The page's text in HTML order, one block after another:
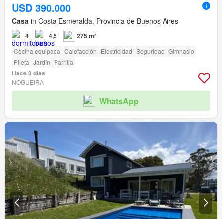
USD 390.000
Casa in Costa Esmeralda, Provincia de Buenos Aires
4 4,5 275 m²
Cocina equipada Calefacción Electricidad Seguridad Gimnasio
Pileta Jardín Parrilla
Hace 3 días
NOGUEIRA
WhatsApp